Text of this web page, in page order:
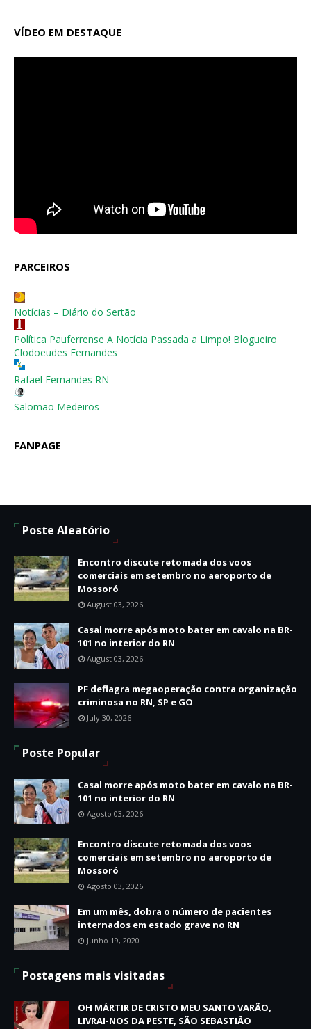
VÍDEO EM DESTAQUE
PARCEIROS
Notícias – Diário do Sertão
Política Pauferrense A Notícia Passada a Limpo! Blogueiro
Clodoeudes Fernandes
Rafael Fernandes RN
Salomão Medeiros
FANPAGE
Poste Aleatório
Encontro discute retomada dos voos
comerciais em setembro no aeroporto de
Mossoró
August 03, 2026
Casal morre após moto bater em cavalo na BR-
101 no interior do RN
August 03, 2026
PF deflagra megaoperação contra organização
criminosa no RN, SP e GO
July 30, 2026
Poste Popular
Casal morre após moto bater em cavalo na BR-
101 no interior do RN
Agosto 03, 2026
Encontro discute retomada dos voos
comerciais em setembro no aeroporto de
Mossoró
Agosto 03, 2026
Em um mês, dobra o número de pacientes
internados em estado grave no RN
Junho 19, 2020
Postagens mais visitadas
OH MÁRTIR DE CRISTO MEU SANTO VARÃO,
LIVRAI-NOS DA PESTE, SÃO SEBASTIÃO